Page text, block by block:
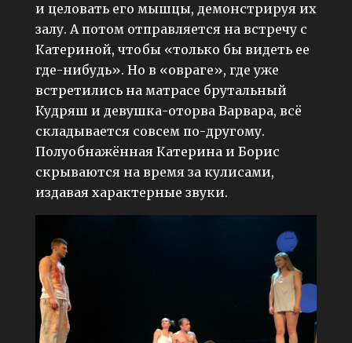
и целовать его мышцы, демонстрируя их
залу. А потом отправляется на встречу с
Катериной, чтобы «только бы видеть ее
где-нибудь». Но в «овраге», где уже
встретились на матрасе брутальный
Кудряш и девушка-оторва Варвара, всё
складывается совсем по-другому.
Полуобнажённая Катерина и Борис
скрываются на время за кулисами,
издавая характерные звуки.